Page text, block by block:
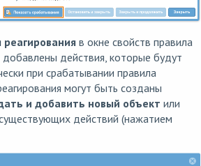
в окне свойств правила
добавлены действия, которые будут
при срабатывании правила
могут быть созданы
и добавить новый объект или
действий (нажатием